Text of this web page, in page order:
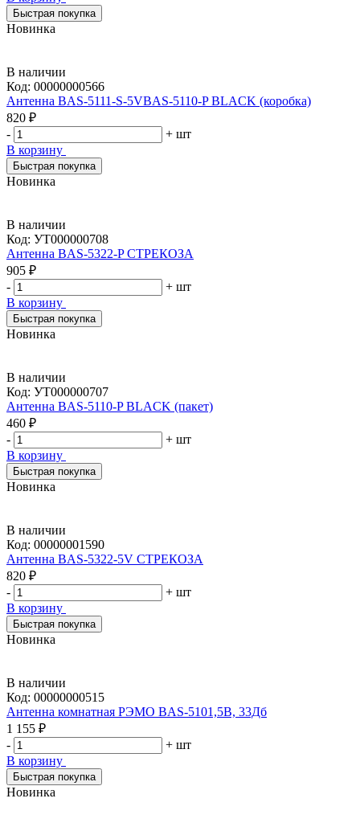
Быстрая покупка
Новинка
В наличии
Код: 00000000566
Антенна BAS-5111-S-5VBAS-5110-P BLACK (коробка)
820 ₽
-
+ шт
В корзину
Быстрая покупка
Новинка
В наличии
Код: УТ000000708
Антенна BAS-5322-P СТРЕКОЗА
905 ₽
-
+ шт
В корзину
Быстрая покупка
Новинка
В наличии
Код: УТ000000707
Антенна BAS-5110-P BLACK (пакет)
460 ₽
-
+ шт
В корзину
Быстрая покупка
Новинка
В наличии
Код: 00000001590
Антенна BAS-5322-5V СТРЕКОЗА
820 ₽
-
+ шт
В корзину
Быстрая покупка
Новинка
В наличии
Код: 00000000515
Антенна комнатная РЭМО BAS-5101,5В, 33Дб
1 155 ₽
-
+ шт
В корзину
Быстрая покупка
Новинка